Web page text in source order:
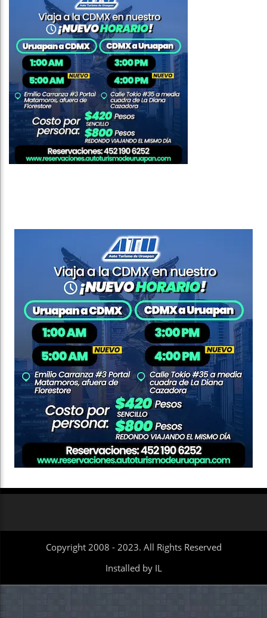
Copyright 2008 - 2023. All Rights Reserved
Installed by IL